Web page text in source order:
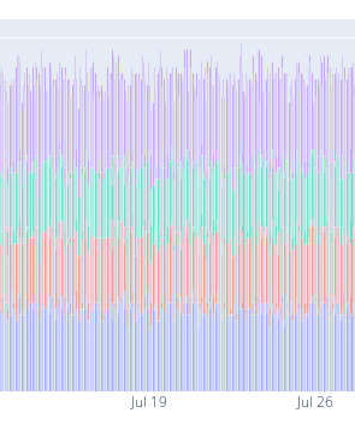
Jul 19 Jul 26